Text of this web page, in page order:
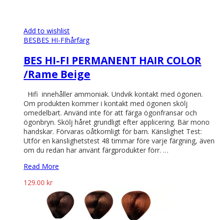
Add to wishlist
BESBES HI-FIhårfärg
BES HI-FI PERMANENT HAIR COLOR
/Rame Beige
Hifi innehåller ammoniak. Undvik kontakt med ögonen.
Om produkten kommer i kontakt med ögonen skölj
omedelbart. Använd inte för att färga ögonfransar och
ögonbryn. Skölj håret grundligt efter applicering. Bär mono
handskar. Förvaras oåtkomligt för barn. Känslighet Test:
Utför en känslighetstest 48 timmar före varje färgning, även
om du redan har använt färgprodukter förr. …
Read More
129.00 kr